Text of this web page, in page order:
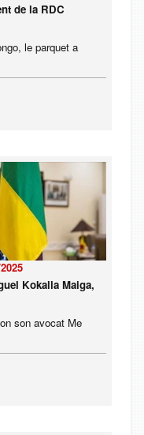
de la RDC
le parquet a
Kokalla Maiga,
son avocat Me